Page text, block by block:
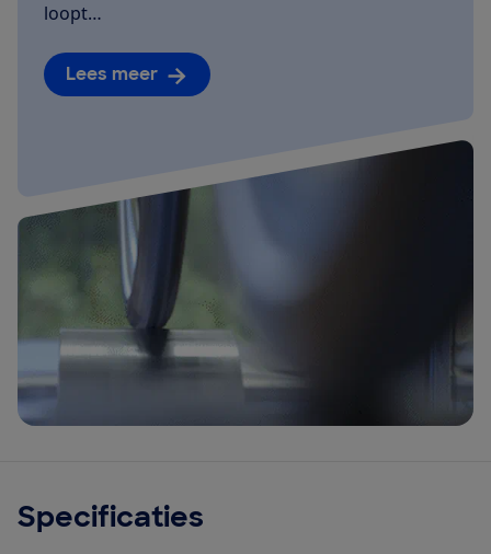
loopt…
Lees meer
Specificaties